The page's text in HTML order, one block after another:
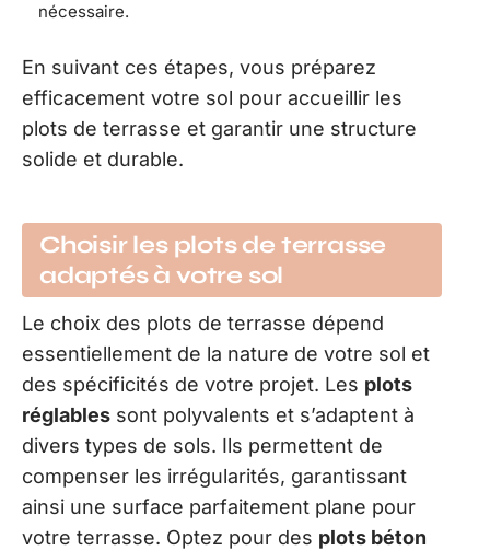
nécessaire.
En suivant ces étapes, vous préparez
efficacement votre sol pour accueillir les
plots de terrasse et garantir une structure
solide et durable.
Choisir les plots de terrasse
adaptés à votre sol
Le choix des plots de terrasse dépend
essentiellement de la nature de votre sol et
des spécificités de votre projet. Les plots
réglables sont polyvalents et s’adaptent à
divers types de sols. Ils permettent de
compenser les irrégularités, garantissant
ainsi une surface parfaitement plane pour
votre terrasse. Optez pour des plots béton